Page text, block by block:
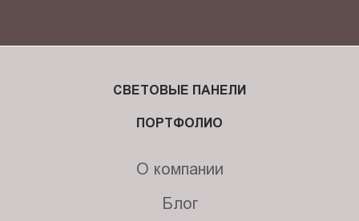
СВЕТОВЫЕ ПАНЕЛИ
ПОРТФОЛИО
О компании
Блог